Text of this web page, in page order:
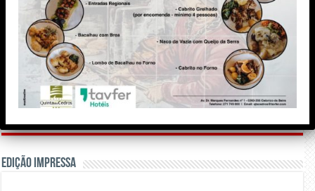
Edição Impressa